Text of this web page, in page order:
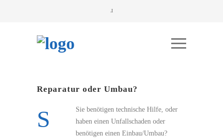
Reparatur oder Umbau?
Sie benötigen technische Hilfe, oder
haben einen Unfallschaden oder
benötigen einen Einbau/Umbau?